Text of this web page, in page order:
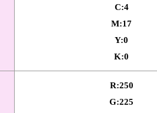
C:4
M:17
Y:0
K:0
R:250
G:225